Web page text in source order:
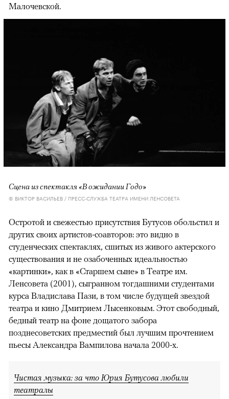
Малочевской.
Сцена из спектакля «В ожидании Годо»
© ВИКТОР ВАСИЛЬЕВ / ПРЕСС-СЛУЖБА ТЕАТРА ИМЕНИ ЛЕНСОВЕТА
Остротой и свежестью присутствия Бутусов обольстил и
других своих артистов-соавторов: это видно в
студенческих спектаклях, сшитых из живого актерского
существования и не озабоченных идеальностью
«картинки», как в «Старшем сыне» в Театре им.
Ленсовета (2001), сыгранном тогдашними студентами
курса Владислава Пази, в том числе будущей звездой
театра и кино Дмитрием Лысенковым. Этот свободный,
бедный театр на фоне дощатого забора
позднесоветских предместий был лучшим прочтением
пьесы Александра Вампилова начала 2000-х.
Чистая музыка: за что Юрия Бутусова любили
театралы